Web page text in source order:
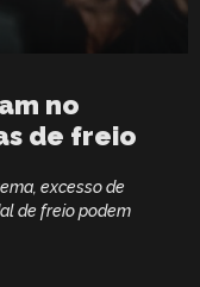
no
de freio
excesso de
de freio podem